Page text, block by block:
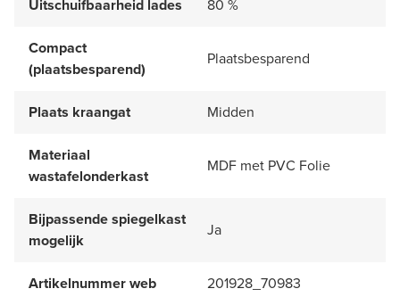
Uitschuifbaarheid lades 80 %
Compact
(plaatsbesparend)
Plaatsbesparend
Plaats kraangat Midden
Materiaal
wastafelonderkast
MDF met PVC Folie
Bijpassende spiegelkast
mogelijk
Ja
Artikelnummer web
201928_70983